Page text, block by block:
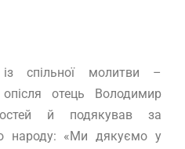
із спільної молитви –
опісля отець Володимир
й подякував за
народу: «Ми дякуємо у